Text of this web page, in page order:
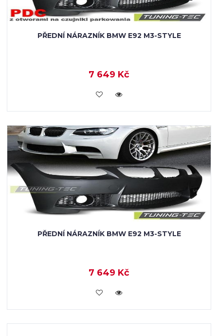
PŘEDNÍ NÁRAZNÍK BMW E92 M3-STYLE
7 649 Kč
KOUPIT
PŘEDNÍ NÁRAZNÍK BMW E92 M3-STYLE
7 649 Kč
KOUPIT